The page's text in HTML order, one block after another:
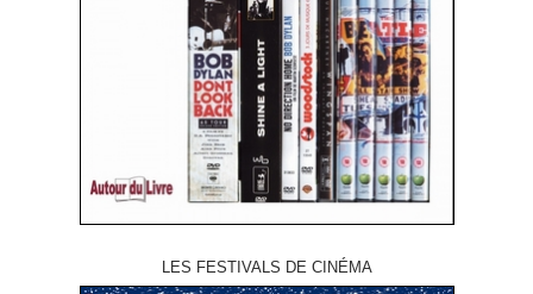
LES FESTIVALS DE CINÉMA